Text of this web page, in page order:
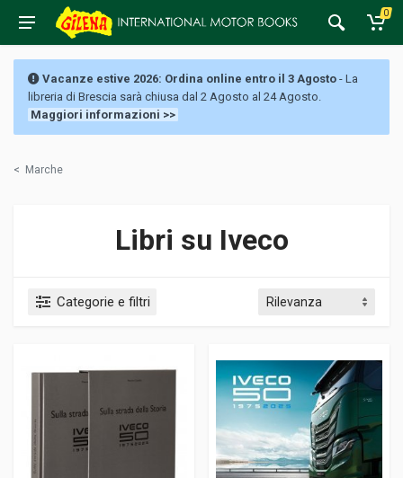
0
Vacanze estive 2026: Ordina online entro il 3 Agosto - La
libreria di Brescia sarà chiusa dal 2 Agosto al 24 Agosto.
Maggiori informazioni >>
< Marche
Libri su Iveco
Categorie e filtri